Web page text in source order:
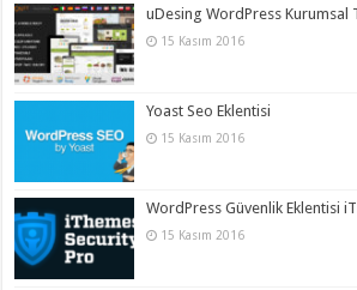
uDesing WordPress Kurumsal
15 Kasım 2016
Yoast Seo Eklentisi
15 Kasım 2016
WordPress Güvenlik Eklentisi
15 Kasım 2016